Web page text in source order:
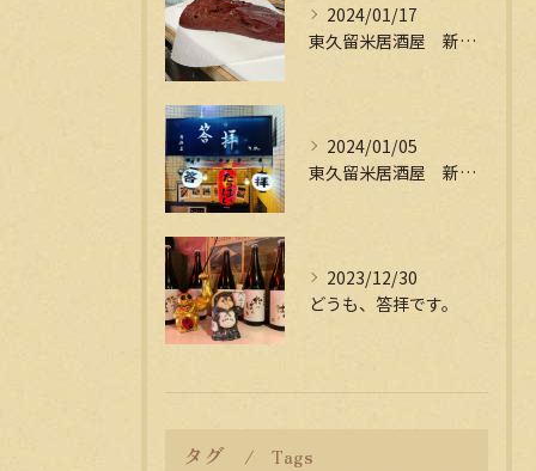
2024/01/17
東久留米居酒屋 新年会受付中
2024/01/05
東久留米居酒屋 新年会受付中
2023/12/30
どうも、答拝です。
タグ Tags